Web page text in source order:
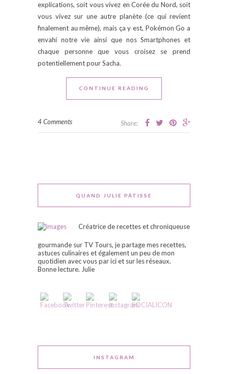
explications, soit vous vivez en Corée du Nord, soit
vous vivez sur une autre planète (ce qui revient
finalement au même), mais ça y est, Pokémon Go a
envahi notre vie ainsi que nos Smartphones et
chaque personne que vous croisez se prend
potentiellement pour Sacha.
CONTINUE READING
4 Comments Share:
QUAND JULIE PÂTISSE
Créatrice de recettes et chroniqueuse
gourmande sur TV Tours, je partage mes recettes,
astuces culinaires et également un peu de mon
quotidien avec vous par ici et sur les réseaux.
Bonne lecture. Julie
INSTAGRAM